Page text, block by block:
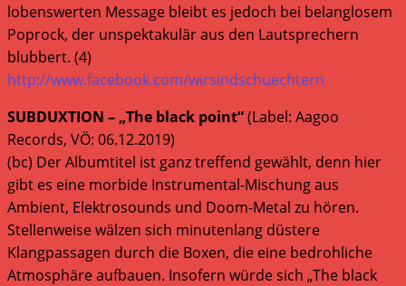
lobenswerten Message bleibt es jedoch bei belanglosem
Poprock, der unspektakulär aus den Lautsprechern
blubbert. (4)
http://www.facebook.com/wirsindschuechtern
SUBDUXTION – „The black point“(Label: Aagoo
Records, VÖ: 06.12.2019)
(bc) Der Albumtitel ist ganz treffend gewählt, denn hier
gibt es eine morbide Instrumental-Mischung aus
Ambient, Elektrosounds und Doom-Metal zu hören.
Stellenweise wälzen sich minutenlang düstere
Klangpassagen durch die Boxen, die eine bedrohliche
Atmosphäre aufbauen. Insofern würde sich „The black